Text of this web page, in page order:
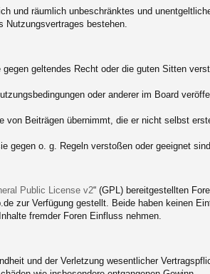
und räumlich unbeschränktes und
Nutzungsvertrages bestehen.
geltendes Recht oder die guten Sitten
oder anderer im Board
Beiträgen übernimmt, die er nicht selbst
o. g. Regeln verstoßen oder geeignet
Public License v2“ (GPL) bereitgestellten
zur Verfügung gestellt. Beide haben keinen
fremder Foren Einfluss nehmen.
und der Verletzung wesentlicher